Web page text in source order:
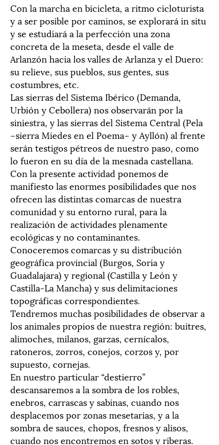
Con la marcha en bicicleta, a ritmo cicloturista
y a ser posible por caminos, se explorará in situ
y se estudiará a la perfección una zona
concreta de la meseta, desde el valle de
Arlanzón hacia los valles de Arlanza y el Duero:
su relieve, sus pueblos, sus gentes, sus
costumbres, etc.
Las sierras del Sistema Ibérico (Demanda,
Urbión y Cebollera) nos observarán por la
siniestra, y las sierras del Sistema Central (Pela
–sierra Miedes en el Poema– y Ayllón) al frente
serán testigos pétreos de nuestro paso, como
lo fueron en su día de la mesnada castellana.
Con la presente actividad ponemos de
manifiesto las enormes posibilidades que nos
ofrecen las distintas comarcas de nuestra
comunidad y su entorno rural, para la
realización de actividades plenamente
ecológicas y no contaminantes.
Conoceremos comarcas y su distribución
geográfica provincial (Burgos, Soria y
Guadalajara) y regional (Castilla y León y
Castilla-La Mancha) y sus delimitaciones
topográficas correspondientes.
Tendremos muchas posibilidades de observar a
los animales propios de nuestra región: buitres,
alimoches, milanos, garzas, cernícalos,
ratoneros, zorros, conejos, corzos y, por
supuesto, cornejas.
En nuestro particular “destierro”
descansaremos a la sombra de los robles,
enebros, carrascas y sabinas, cuando nos
desplacemos por zonas mesetarias, y a la
sombra de sauces, chopos, fresnos y alisos,
cuando nos encontremos en sotos y riberas.